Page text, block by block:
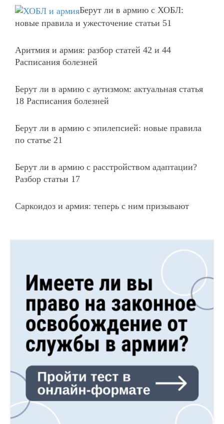
Берут ли в армию с ХОБЛ:
новые правила и ужесточение статьи 51
Аритмия и армия: разбор статей 42 и 44
Расписания болезней
Берут ли в армию с аутизмом: актуальная статья
18 Расписания болезней
Берут ли в армию с эпилепсией: новые правила
по статье 21
Берут ли в армию с расстройством адаптации?
Разбор статьи 17
Саркоидоз и армия: теперь с ним призывают